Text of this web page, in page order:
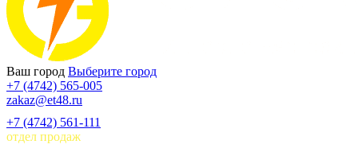
Ваш город Выберите город
+7 (4742) 565-005
zakaz@et48.ru
+7 (4742) 561-111
отдел продаж